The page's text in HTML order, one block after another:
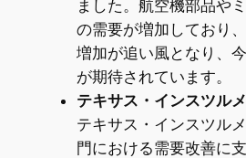
ました。航空機部品や
の需要が増加しており
増加が追い風となり、
が期待されています。
テキサス・インスツル
テキサス・インスツル
門における需要改善に